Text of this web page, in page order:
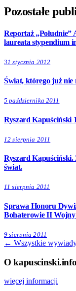
Pozostałe
Reportaż „Południe”
laureata stypendium
31 stycznia 2012
Świat, którego już nie
5 października 2011
Ryszard Kapuściński
12 sierpnia 2011
Ryszard Kapuściński.
świat.
11 sierpnia 2011
Sprawa Honoru
Bohaterowie II
9 sierpnia 2011
← Wszystkie
O kapuscinski.info
więcej informacji